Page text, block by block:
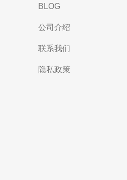
BLOG
公司介绍
联系我们
隐私政策